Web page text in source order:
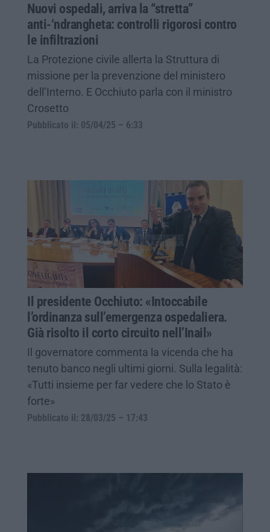
Nuovi ospedali, arriva la “stretta”
anti-‘ndrangheta: controlli rigorosi contro
le infiltrazioni
La Protezione civile allerta la Struttura di
missione per la prevenzione del ministero
dell’Interno. E Occhiuto parla con il ministro
Crosetto
Pubblicato il: 05/04/25 – 6:33
Il presidente Occhiuto: «Intoccabile
l’ordinanza sull’emergenza ospedaliera.
Già risolto il corto circuito nell’Inail»
Il governatore commenta la vicenda che ha
tenuto banco negli ultimi giorni. Sulla legalità:
«Tutti insieme per far vedere che lo Stato è
forte»
Pubblicato il: 28/03/25 – 17:43